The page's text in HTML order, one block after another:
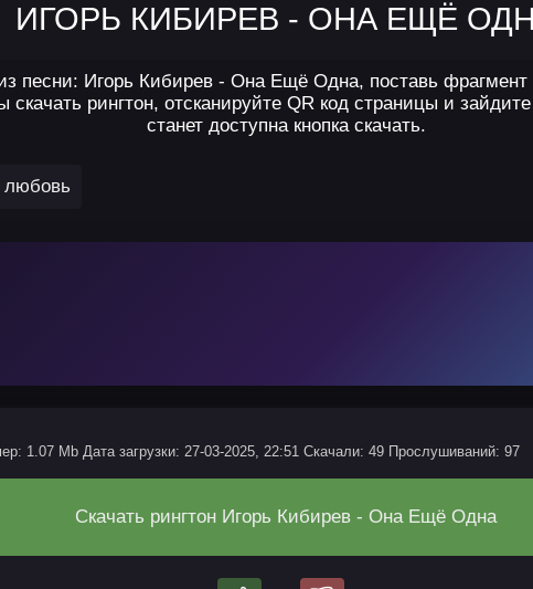
ИГОРЬ КИБИРЕВ - ОНА ЕЩЁ
песни: Игорь Кибирев - Она Ещё Одна, поставь фрагмент
рингтон, отсканируйте QR код страницы и
станет доступна кнопка скачать.
любовь
1.07 Mb Дата загрузки: 27-03-2025, 22:51 Скачали: 49 Прослушиваний: 97
Скачать рингтон Игорь Кибирев - Она Ещё Одна